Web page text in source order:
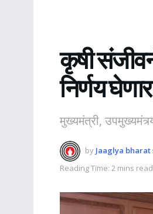
कृषी
निर्णय
मुख्यमंत्री,
by Jaaglya bharat
Reading Time: 2 mins read